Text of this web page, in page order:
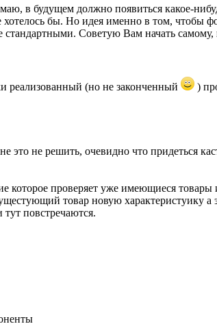
в будущем должно появиться какое-
бы. Но идея именно в том, чтобы
Советую Вам начать
реализованный (но не законченный
)
не решить, очевидно что придеться
проверяет уже имеющиеся товары
товар новую характеристуику
повстречаются.